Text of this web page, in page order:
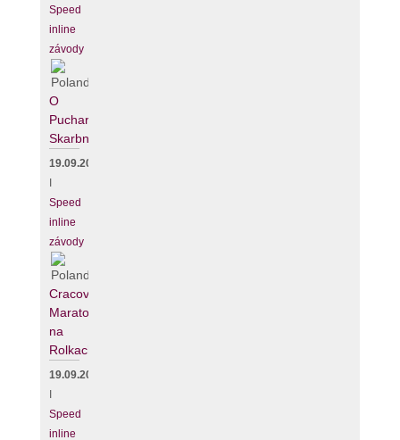
Speed
inline
závody
O
Puchar
Skarbnika
19.09.2026
I
Speed
inline
závody
Cracovia
Maraton
na
Rolkach
19.09.2026
I
Speed
inline